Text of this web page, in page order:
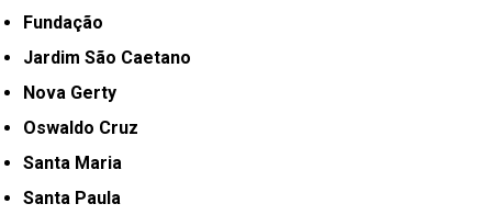
Fundação
Jardim São Caetano
Nova Gerty
Oswaldo Cruz
Santa Maria
Santa Paula